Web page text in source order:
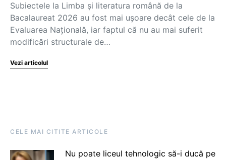
Subiectele la Limba și literatura română de la
Bacalaureat 2026 au fost mai ușoare decât cele de la
Evaluarea Națională, iar faptul că nu au mai suferit
modificări structurale de…
Vezi articolul
CELE MAI CITITE ARTICOLE
Nu poate liceul tehnologic să-i ducă pe